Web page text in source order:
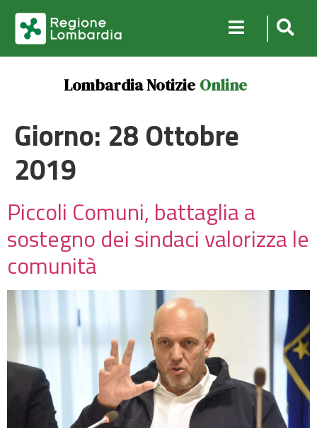
Lombardia Notizie Online
Giorno: 28 Ottobre
2019
Piccoli Comuni, battaglia a
sostegno dei sindaci valorizza le
comunità